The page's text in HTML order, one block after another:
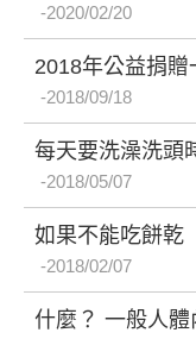
2020/02/20
2018年公益捐
2018/09/18
每天要洗澡洗頭
2018/05/07
如果不能吃餅乾
2018/02/07
什麼？ 一般人